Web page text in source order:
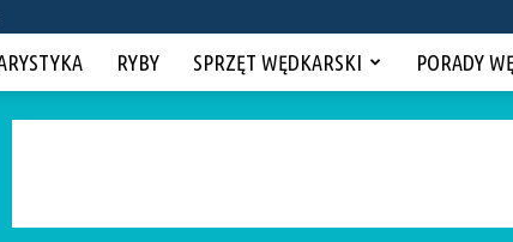
RYBY SPRZĘT WĘDKARSKI PORADY